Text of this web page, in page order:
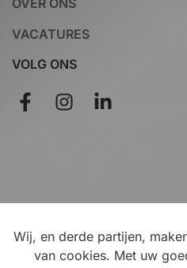
VACATURES
VOLG ONS
Wij, en derde partijen,
van cookies. Met uw